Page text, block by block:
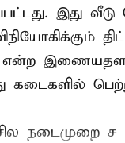
இது வீடு
என்ற
கடைகளில்
நடைமுறை ச